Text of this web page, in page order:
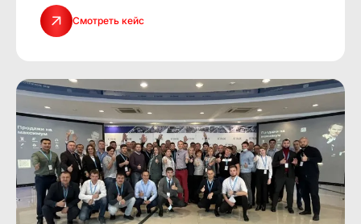
Смотреть кейс